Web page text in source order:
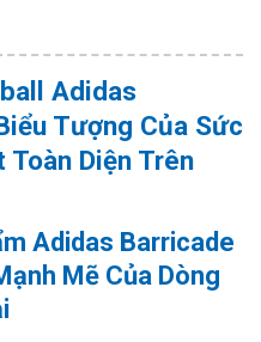
Adidas
Tượng Của Sức
Toàn Diện Trên
Adidas Barricade
Mẽ Của Dòng